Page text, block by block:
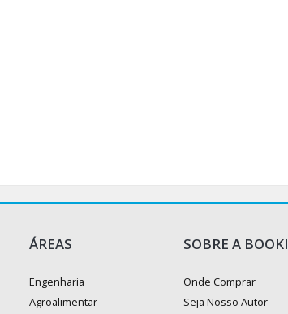
ÁREAS
Engenharia
Agroalimentar
SOBRE A BOOKI
Onde Comprar
Seja Nosso Autor